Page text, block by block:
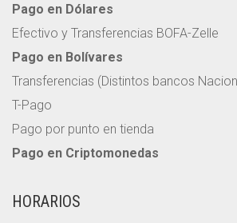
Pago en Dólares
Efectivo y Transferencias BOFA-Zelle
Pago en Bolívares
Transferencias (Distintos bancos
T-Pago
Pago por punto en tienda
Pago en Criptomonedas
HORARIOS